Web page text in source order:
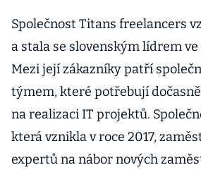
Společnost Titans freelancers
a stala se slovenským lídrem
Mezi její zákazníky patří
týmem, které potřebují
na realizaci IT projektů.
která vznikla v roce 2017,
expertů na nábor nových